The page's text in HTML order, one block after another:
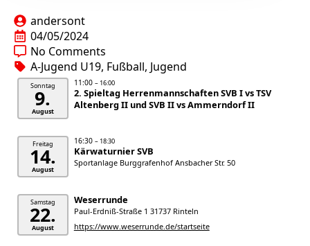
andersont
04/05/2024
No Comments
A-Jugend U19 Fußball Jugend
Sonntag
9.
August
11:00 – 16:00
2. Spieltag Herrenmannschaften SVB I vs TSV
Altenberg II und SVB II vs Ammerndorf II
Freitag
14.
August
16:30 – 18:30
Kärwaturnier SVB
Sportanlage Burggrafenhof Ansbacher Str. 50
Samstag
22.
August
Weserrunde
Paul-Erdniß-Straße 1 31737 Rinteln
https://www.weserrunde.de/startseite